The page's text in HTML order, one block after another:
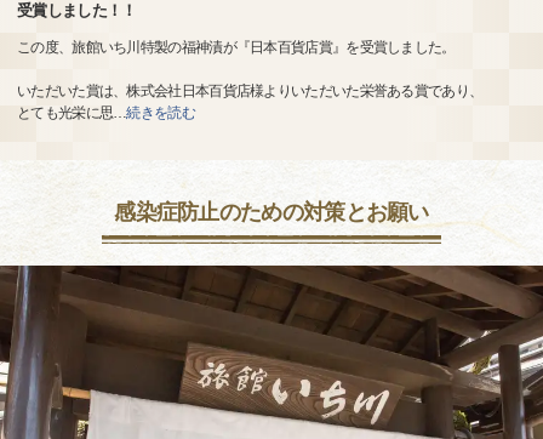
受賞しました！！
この度、旅館いち川特製の福神漬が『日本百貨店賞』を受賞しました。
いただいた賞は、株式会社日本百貨店様よりいただいた栄誉ある賞であり、
とても光栄に思…続きを読む
感染症防止のための対策とお願い